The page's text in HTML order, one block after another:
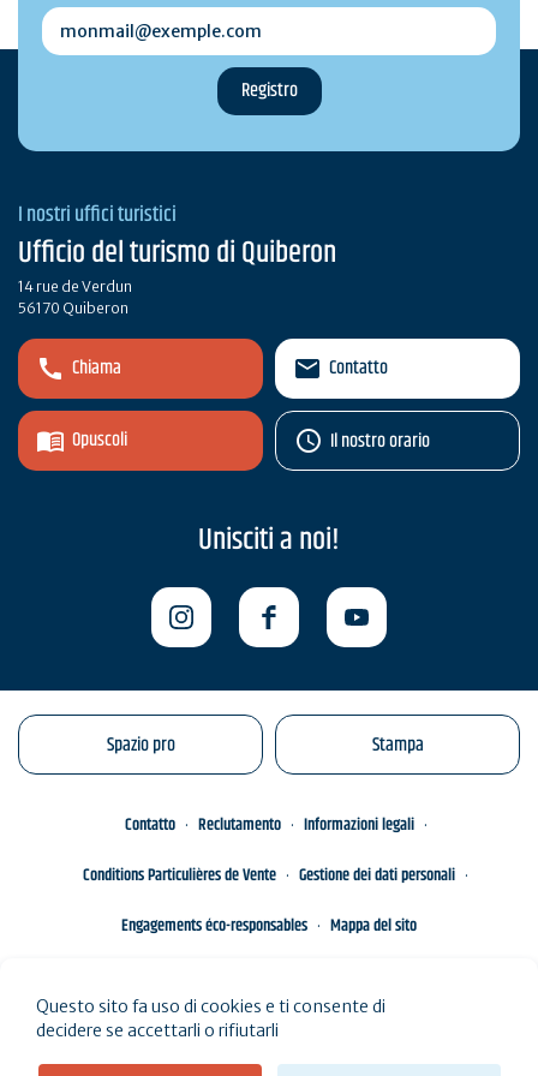
monmail@exemple.com
I nostri uffici turistici
Ufficio del turismo di Quiberon
14 rue de Verdun
56170 Quiberon
Chiama
Opuscoli
Contatto
Il nostro orario
Unisciti a noi!
Spazio pro Stampa
Contatto Reclutamento
Informazioni legali
Conditions Particulières de Vente
Gestione dei dati personali
Engagements éco-responsables
Mappa del sito
Questo sito fa uso di cookies e ti consente di
decidere se accettarli o rifiutarli